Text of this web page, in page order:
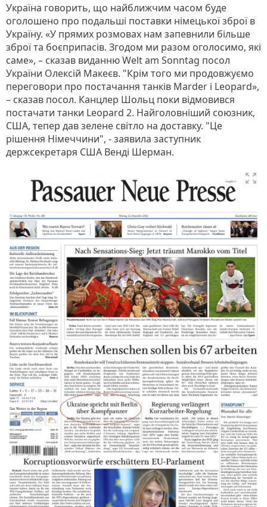
Україна говорить, що найближчим часом буде
оголошено про подальші поставки німецької зброї в
Україну. «У прямих розмовах нам запевнили більше
зброї та боєприпасів. Згодом ми разом оголосимо, які
саме», – сказав виданню Welt am Sonntag посол
України Олексій Макеєв. "Крім того ми продовжуємо
переговори про постачання танків Marder і Leopard»,
– сказав посол. Канцлер Шольц поки відмовився
постачати танки Leopard 2. Найголовніший союзник,
США, тепер дав зелене світло на доставку. "Це
рішення Німеччини", - заявила заступник
держсекретаря США Венді Шерман.
